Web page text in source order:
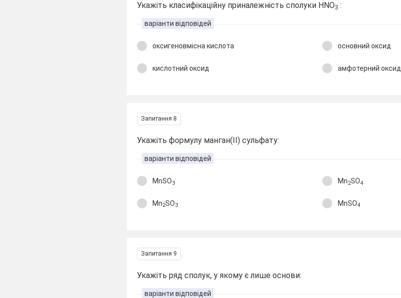
Укажіть класифікаційну приналежність сполуки HNO3 :
варіанти відповідей
оксигеновмісна кислота основний оксид
кислотний оксид амфотерний оксид
Запитання 8
Укажіть формулу манган(ІІ) сульфату:
варіанти відповідей
MnSO3 Mn2SO4
Mn2SO3 MnSO4
Запитання 9
Укажіть ряд сполук, у якому є лише основи:
варіанти відповідей